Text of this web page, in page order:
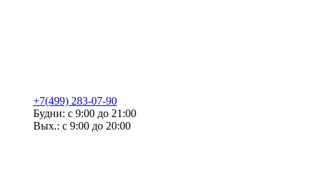
+7(499) 283-07-90
Будни: с 9:00 до 21:00
Вых.: с 9:00 до 20:00